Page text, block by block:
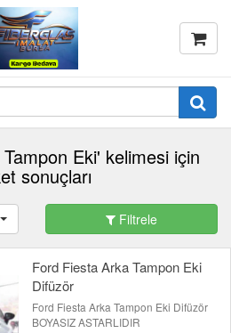
Eki' kelimesi için
sonuçları
Filtrele
Ford Fiesta Arka Tampon Eki
Difüzör
Ford Fiesta Arka Tampon Eki Difüzör
BOYASIZ ASTARLIDIR